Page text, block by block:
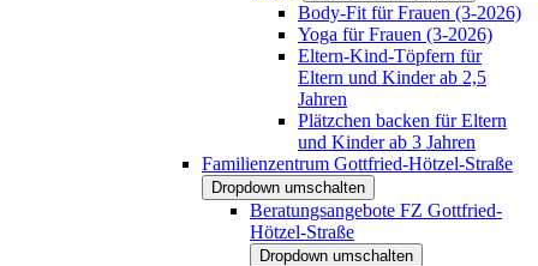
Body-Fit für Frauen (3-2026)
Yoga für Frauen (3-2026)
Eltern-Kind-Töpfern für
Eltern und Kinder ab 2,5
Jahren
Plätzchen backen für Eltern
und Kinder ab 3 Jahren
Familienzentrum Gottfried-Hötzel-Straße
Dropdown umschalten
Beratungsangebote FZ Gottfried-
Hötzel-Straße
Dropdown umschalten